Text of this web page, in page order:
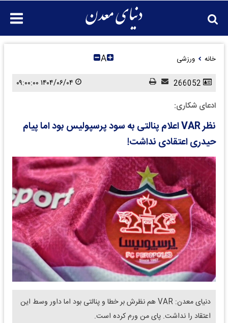
خانه ورزشی A
ادعای شکاری:
نظر VAR اعلام پنالتی به سود پرسپولیس بود اما پیام
حیدری اعتقادی نداشت!
دنیای معدن: VAR هم نظرش بر خطا و پنالتی بود اما داور وسط این
اعتقاد را نداشت. پای من ورم کرده است.